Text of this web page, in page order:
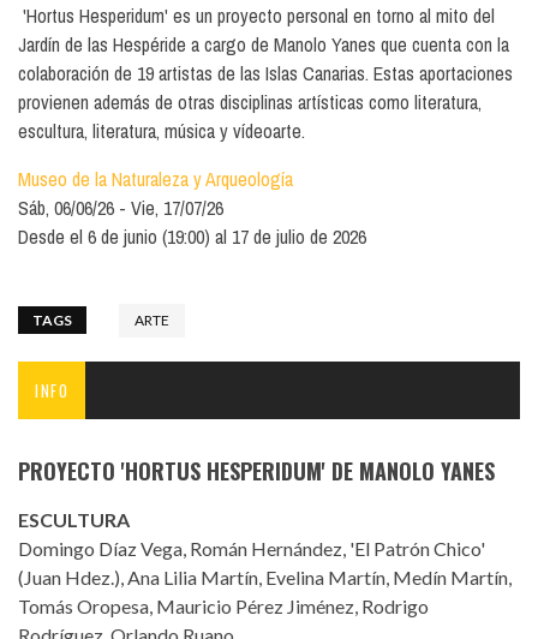
'Hortus Hesperidum' es un proyecto personal en torno al mito del
Jardín de las Hespéride a cargo de Manolo Yanes que cuenta con la
colaboración de 19 artistas de las Islas Canarias. Estas aportaciones
provienen además de otras disciplinas artísticas como literatura,
escultura, literatura, música y vídeoarte.
Museo de la Naturaleza y Arqueología
Sáb, 06/06/26
Vie, 17/07/26
Desde el 6 de junio (19:00) al 17 de julio de 2026
TAGS ARTE
INFO
PROYECTO 'HORTUS HESPERIDUM' DE MANOLO YANES
ESCULTURA
Domingo Díaz Vega, Román Hernández, 'El Patrón Chico'
(Juan Hdez.), Ana Lilia Martín, Evelina Martín, Medín Martín,
Tomás Oropesa, Mauricio Pérez Jiménez, Rodrigo
Rodríguez, Orlando Ruano